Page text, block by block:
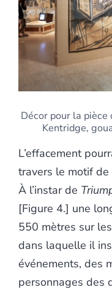
Décor pour la pièce
Kentridge,
L’effacement
travers le motif de
À l’instar de
[Figure 4.] une
550 mètres sur
dans laquelle il
événements, des
personnages des